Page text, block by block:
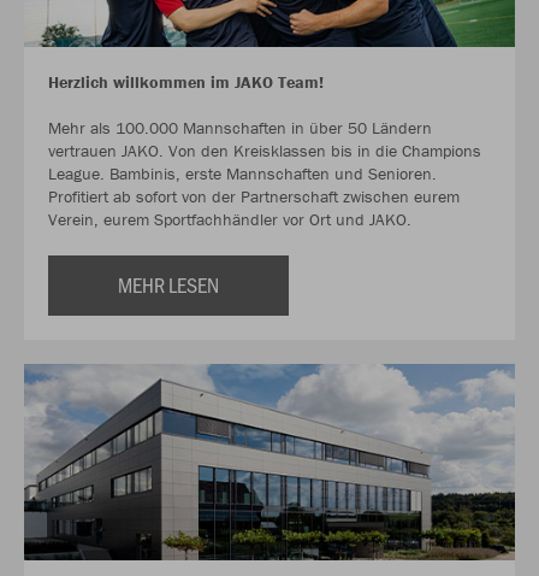
Herzlich willkommen im JAKO Team!
Mehr als 100.000 Mannschaften in über 50 Ländern
vertrauen JAKO. Von den Kreisklassen bis in die Champions
League. Bambinis, erste Mannschaften und Senioren.
Profitiert ab sofort von der Partnerschaft zwischen eurem
Verein, eurem Sportfachhändler vor Ort und JAKO.
MEHR LESEN